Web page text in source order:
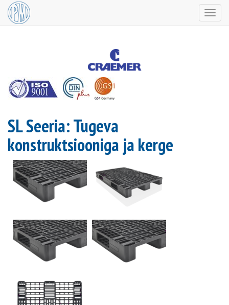
SL Seeria: Tugeva
konstruktsiooniga ja kerge